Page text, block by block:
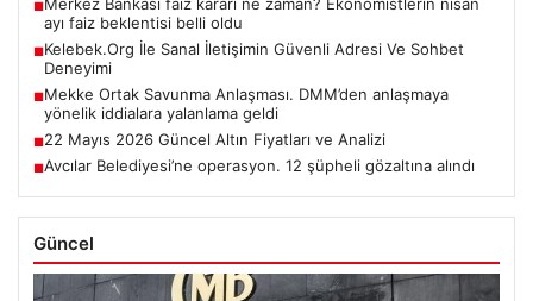
■
ayı faiz beklentisi belli oldu
■Kelebek.Org İle Sanal İletişimin Güvenli Adresi Ve Sohbet
Deneyimi
■Mekke Ortak Savunma Anlaşması. DMM’den anlaşmaya
yönelik iddialara yalanlama geldi
■22 Mayıs 2026 Güncel Altın Fiyatları ve Analizi
■Avcılar Belediyesi’ne operasyon. 12 şüpheli gözaltına alındı
Güncel